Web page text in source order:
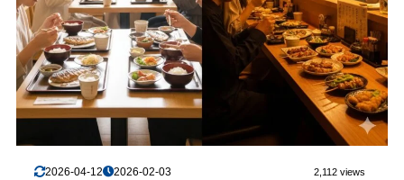
2026-04-12 2026-02-03 2,112 views